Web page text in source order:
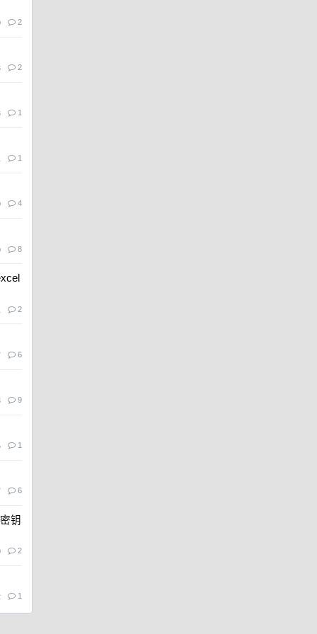
2
2
1
1
4
8
2
6
9
1
6
钥
2
1